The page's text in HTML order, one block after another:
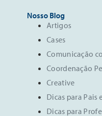
Nosso Blog
Artigos
Cases
Comunicação
Coordenação
Creative
Dicas para Pais
Dicas para